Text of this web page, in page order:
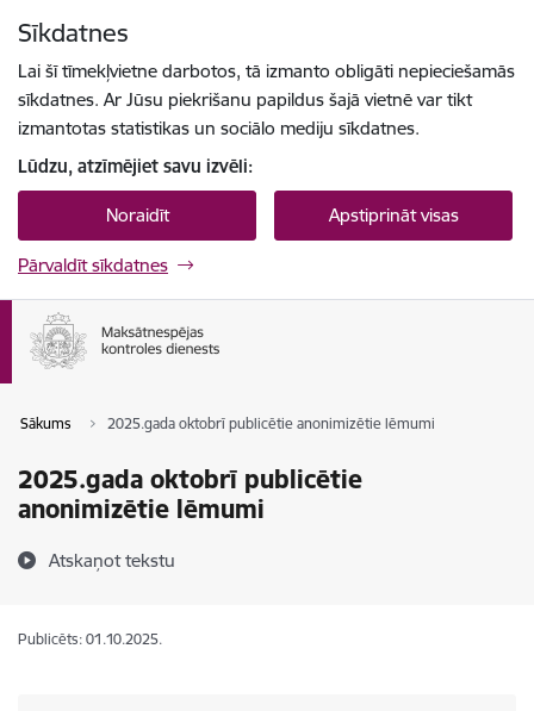
Sīkdatnes
Lai šī tīmekļvietne darbotos, tā izmanto obligāti nepieciešamās
sīkdatnes. Ar Jūsu piekrišanu papildus šajā vietnē var tikt
izmantotas statistikas un sociālo mediju sīkdatnes.
Lūdzu, atzīmējiet savu izvēli:
Noraidīt Apstiprināt visas
Pārvaldīt sīkdatnes
Sākums 2025.gada oktobrī publicētie anonimizētie lēmumi
2025.gada oktobrī publicētie
anonimizētie lēmumi
Atskaņot tekstu
Publicēts: 01.10.2025.